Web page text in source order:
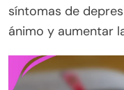
síntomas de
ánimo y aumentar